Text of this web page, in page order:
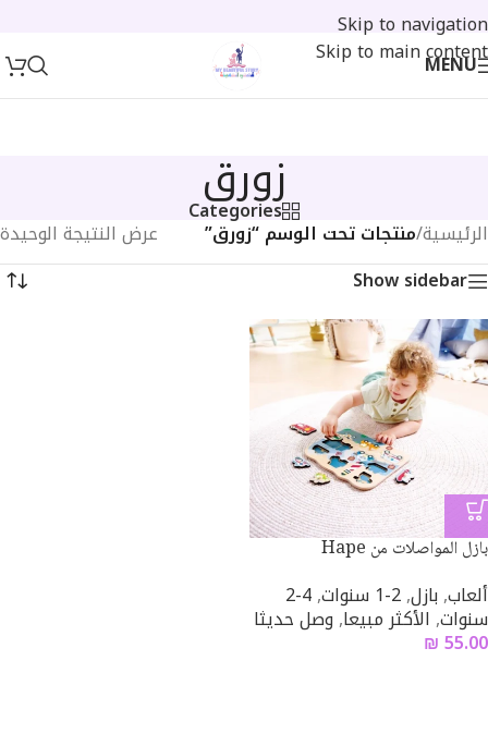
Skip to navigation
Skip to main content
MENU
زورق
Categories
الرئيسية/منتجات تحت الوسم “زورق”
عرض النتيجة الوحيدة
Show sidebar
بازل المواصلات من Hape
ألعاب,بازل,2-1 سنوات ,
4-2
سنوات, الأكثر مبيعا,وصل حديثا
₪55.00